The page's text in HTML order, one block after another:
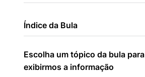
Índice da Bula
Escolha um tópico da bula para
exibirmos a informação